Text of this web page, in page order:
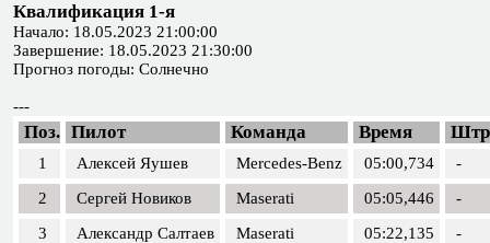
Квалификация 1-я
Начало: 18.05.2023 21:00:00
Завершение: 18.05.2023 21:30:00
Прогноз погоды: Солнечно
---
Поз. Пилот Команда Время
1 Алексей Яушев Mercedes-Benz 05:00,734
-
2
Сергей Новиков Maserati 05:05,446
-
3
Александр Салтаев Maserati 05:22,135
-